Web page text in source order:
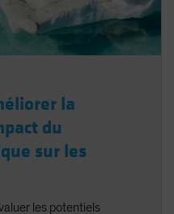
la
du
sur les
les potentiels